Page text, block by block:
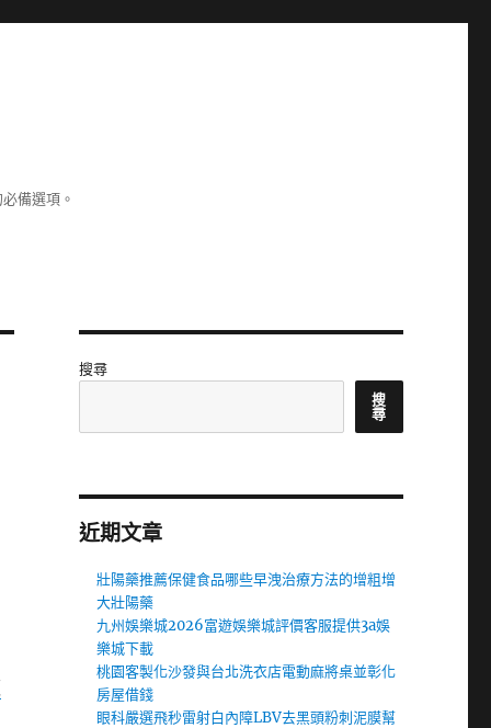
備選項。
搜尋
搜
尋
近期文章
壯陽藥推薦保健食品哪些早洩治療方法的增粗增
大壯陽藥
九州娛樂城2026富遊娛樂城評價客服提供3a娛
樂城下載
桃園客製化沙發與台北洗衣店電動麻將桌並彰化
房屋借錢
眼科嚴選飛秒雷射白內障LBV去黑頭粉刺泥膜幫